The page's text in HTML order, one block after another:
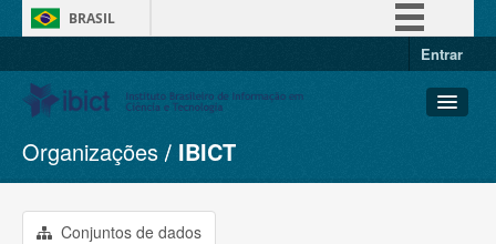
BRASIL
Entrar
Conjuntos de dados
Organizações
Grupos
Organizações IBICT
Conjuntos de dados